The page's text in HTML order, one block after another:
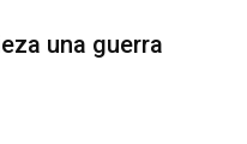
una guerra